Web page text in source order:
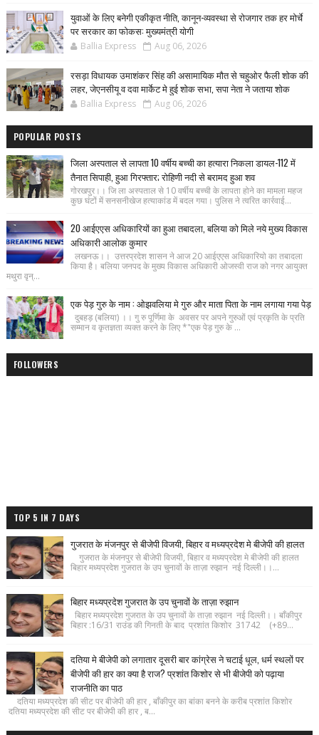
युवाओं के लिए बनेगी एकीकृत नीति, कानून-व्यवस्था से रोजगार तक हर मोर्चे
पर सरकार का फोकस: मुख्यमंत्री योगी
Ballia Express Aug 06, 2026
रसड़ा विधायक उमाशंकर सिंह की असामायिक मौत से चहुओर फैली शोक की
लहर, जेएनसीयू व दवा मार्केट मे हुई शोक सभा, सपा नेता ने जताया शोक
Ballia Express Aug 06, 2026
POPULAR POSTS
जिला अस्पताल से लापता 10 वर्षीय बच्ची का हत्यारा निकला डायल-112 में
तैनात सिपाही, हुआ गिरफ्तार; रोहिणी नदी से बरामद हुआ शव
गोरखपुर।। जि ला अस्पताल से 10 वर्षीय बच्ची के लापता होने का मामला महज
कुछ घंटों में सनसनीखेज हत्याकांड में बदल गया। पुलिस ने त्वरित कार्रवाई...
20 आईएएस अधिकारियों का हुआ तबादला, बलिया को मिले नये मुख्य विकास
अधिकारी आलोक कुमार
लखनऊ।। उत्तरप्रदेश शासन ने आज 20 आईएएस अधिकारियो का तबादला
किया है। बलिया जनपद के मुख्य विकास अधिकारी ओजस्वी राज को नगर आयुक्त
मथुरा वृन्...
एक पेड़ गुरु के नाम : ओझवलिया मे गुरु और माता पिता के नाम लगाया गया पेड़
दुबहड़ (बलिया) ।। गु रु पूर्णिमा के अवसर पर अपने गुरुओं एवं प्रकृति के प्रति
सम्मान व कृतज्ञता व्यक्त करने के लिए *"एक पेड़ गुरु के ...
FOLLOWERS
TOP 5 IN 7 DAYS
गुजरात के मंजनपुर से बीजेपी विजयी, बिहार व मध्यप्रदेश मे बीजेपी की हालत
गुजरात के मंजनपुर से बीजेपी विजयी, बिहार व मध्यप्रदेश मे बीजेपी की हालत
बिहार मध्यप्रदेश गुजरात के उप चुनावों के ताज़ा रुझान नई दिल्ली।।...
बिहार मध्यप्रदेश गुजरात के उप चुनावों के ताज़ा रुझान
बिहार मध्यप्रदेश गुजरात के उप चुनावों के ताज़ा रुझान नई दिल्ली।। बाँकीपुर
बिहार :16/31 राउंड की गिनती के बाद प्रशांत किशोर 31742 (+89...
दतिया मे बीजेपी को लगातार दूसरी बार कांग्रेस ने चटाई धूल, धर्म स्थलों पर
बीजेपी की हार का क्या है राज? प्रशांत किशोर से भी बीजेपी को पढ़ाया
राजनीति का पाठ
दतिया मध्यप्रदेश की सीट पर बीजेपी की हार , बाँकीपुर का बांका बनने के करीब प्रशांत किशोर
दतिया मध्यप्रदेश की सीट पर बीजेपी की हार , ब...